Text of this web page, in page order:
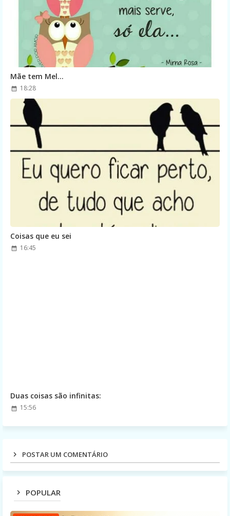
Mãe tem Mel...
18:28
Coisas que eu sei
16:45
Duas coisas são infinitas:
15:56
POSTAR UM COMENTÁRIO
POPULAR